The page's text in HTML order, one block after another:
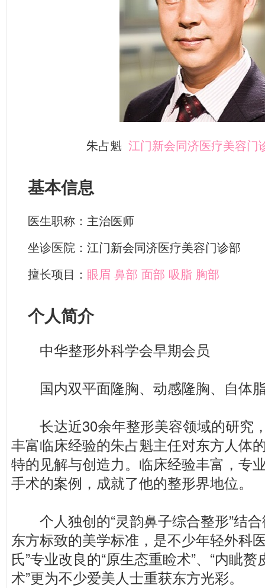
朱占魁 江门新会同济医疗美容门
基本信息
医生职称：主治医师
坐诊医院： 江门新会同济医疗美容门诊部
擅长项目： 眼眉 鼻部 面部 吸脂 胸部
个人简介
中华整形外科学会早期会员
国内双平面隆胸、动感隆胸、自体
长达近30余年整形美容领域的研究
丰富临床经验的朱占魁主任对东方人体
特的见解与创造力。临床经验丰富，专
手术的案例，成就了他的整形界地位。
个人独创的“灵韵鼻子综合整形”结合
东方标致的美学标准，是不少年轻外科
氏”专业改良的“原生态重睑术”、“内眦
术”更为不少爱美人士重获东方光彩。